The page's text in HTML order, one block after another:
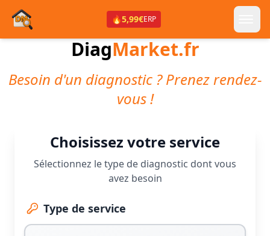
🔥5,99€ERP
DiagMarket.fr
Besoin d'un diagnostic ? Prenez rendez-
vous !
Choisissez votre service
Sélectionnez le type de diagnostic dont vous
avez besoin
Type de service